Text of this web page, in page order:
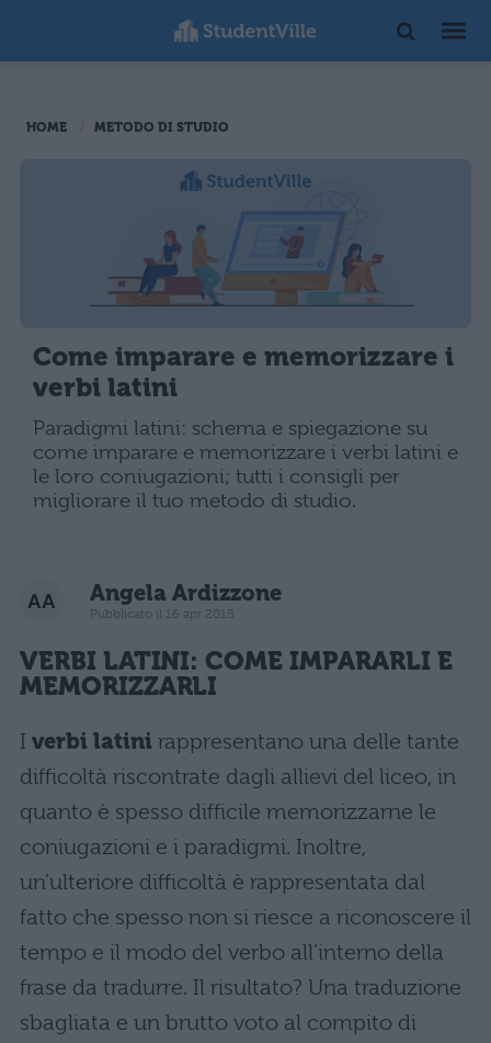
HOME METODO DI STUDIO
Come imparare e memorizzare i
verbi latini
Paradigmi latini: schema e spiegazione su
come imparare e memorizzare i verbi latini e
le loro coniugazioni; tutti i consigli per
migliorare il tuo metodo di studio.
Angela Ardizzone
Pubblicato il 16 apr 2015
VERBI LATINI: COME IMPARARLI E
MEMORIZZARLI
I verbi latini rappresentano una delle tante
difficoltà riscontrate dagli allievi del liceo, in
quanto è spesso difficile memorizzarne le
coniugazioni e i paradigmi. Inoltre,
un’ulteriore difficoltà è rappresentata dal
fatto che spesso non si riesce a riconoscere il
tempo e il modo del verbo all’interno della
frase da tradurre. Il risultato? Una traduzione
sbagliata e un brutto voto al compito di